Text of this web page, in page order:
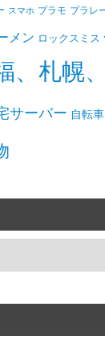
スマホ プラモ プラレ
メン ロックスミス
、札幌
サーバー 自転車